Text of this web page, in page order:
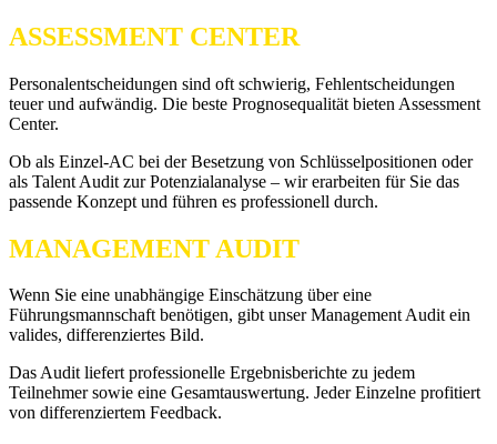
ASSESSMENT CENTER
Personalentscheidungen sind oft schwierig, Fehlentscheidungen
teuer und aufwändig. Die beste Prognosequalität bieten Assessment
Center.
Ob als Einzel-AC bei der Besetzung von Schlüsselpositionen oder
als Talent Audit zur Potenzialanalyse – wir erarbeiten für Sie das
passende Konzept und führen es professionell durch.
MANAGEMENT AUDIT
Wenn Sie eine unabhängige Einschätzung über eine
Führungsmannschaft benötigen, gibt unser Management Audit ein
valides, differenziertes Bild.
Das Audit liefert professionelle Ergebnisberichte zu jedem
Teilnehmer sowie eine Gesamtauswertung. Jeder Einzelne profitiert
von differenziertem Feedback.